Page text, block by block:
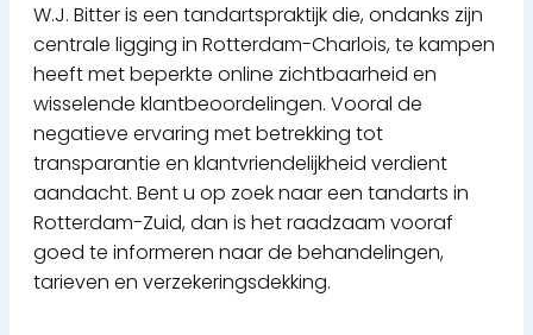
W.J. Bitter is een tandartspraktijk die, ondanks zijn
centrale ligging in Rotterdam-Charlois, te kampen
heeft met beperkte online zichtbaarheid en
wisselende klantbeoordelingen. Vooral de
negatieve ervaring met betrekking tot
transparantie en klantvriendelijkheid verdient
aandacht. Bent u op zoek naar een tandarts in
Rotterdam-Zuid, dan is het raadzaam vooraf
goed te informeren naar de behandelingen,
tarieven en verzekeringsdekking.